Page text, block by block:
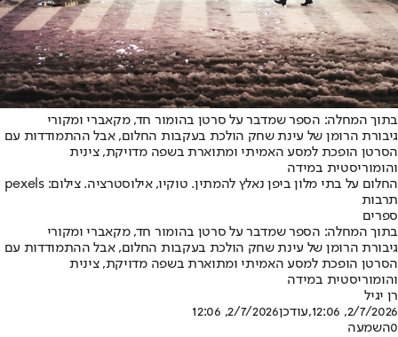
בתוך המחלה: הספר שמדבר על סרטן בהומור חד, מקאברי ומקורי
גיבורת הרומן של עינת שחק הולכת בעקבות החלום, אבל ההתמודדות עם
הסרטן הופכת למסע האמיתי ומתוארת בשפה מדויקת, צינית
והומוריסטית במידה
החלום על בתי מלון ביפן נאלץ להמתין. טוקיו, אילוסטרציה. צילום: pexels
תרבות
ספרים
בתוך המחלה: הספר שמדבר על סרטן בהומור חד, מקאברי ומקורי
גיבורת הרומן של עינת שחק הולכת בעקבות החלום, אבל ההתמודדות עם
הסרטן הופכת למסע האמיתי ומתוארת בשפה מדויקת, צינית
והומוריסטית במידה
רן יגיל
2/7/2026, 12:06
,עודכן2/7/2026, 12:06
0השמעה